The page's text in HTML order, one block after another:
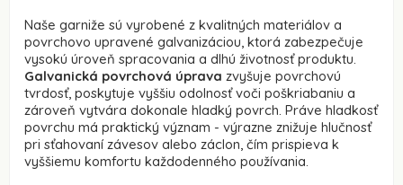
Naše garniže sú vyrobené z kvalitných materiálov a
povrchovo upravené galvanizáciou, ktorá zabezpečuje
vysokú úroveň spracovania a dlhú životnosť produktu.
Galvanická povrchová úprava zvyšuje povrchovú
tvrdosť, poskytuje vyššiu odolnosť voči poškriabaniu a
zároveň vytvára dokonale hladký povrch. Práve hladkosť
povrchu má praktický význam - výrazne znižuje hlučnosť
pri sťahovaní závesov alebo záclon, čím prispieva k
vyššiemu komfortu každodenného používania.